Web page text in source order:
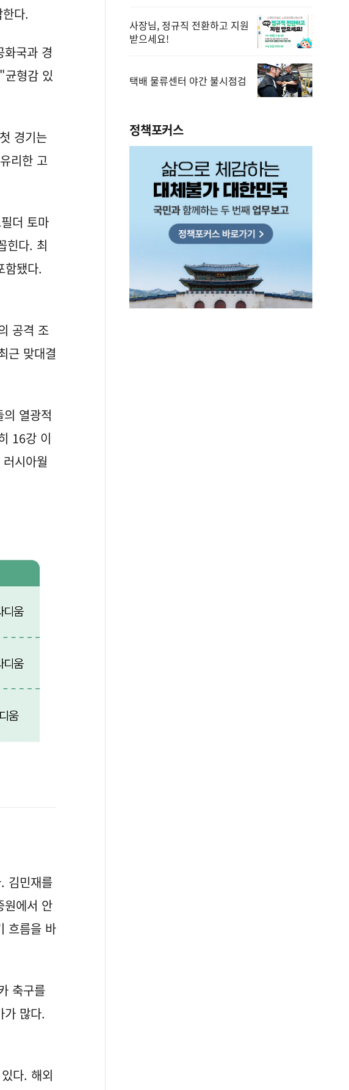
다.
국과 경
균형감 있
경기는
리한 고
더 토마
힌다. 최
함됐다.
공격 조
근 맞대결
열광적
16강 이
시아월
김민재를
원에서 안
흐름을 바
축구를
가 많다.
다. 해외
사장님, 정규직 전환하고 지원
받으세요!
택배 물류센터 야간 불시점검
정책포커스